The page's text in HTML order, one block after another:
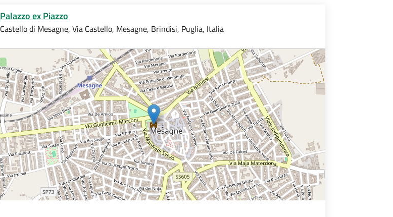
Palazzo ex Piazzo
Castello di Mesagne, Via Castello, Mesagne, Brindisi, Puglia, Italia